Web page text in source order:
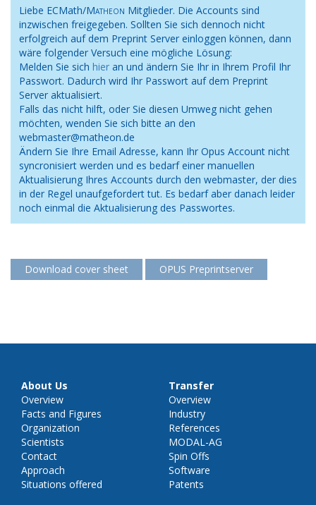
Liebe ECMath/Matheon Mitglieder. Die Accounts sind
inzwischen freigegeben. Sollten Sie sich dennoch nicht
erfolgreich auf dem Preprint Server einloggen können, dann
wäre folgender Versuch eine mögliche Lösung:
Melden Sie sich hier an und ändern Sie Ihr in Ihrem Profil Ihr
Passwort. Dadurch wird Ihr Passwort auf dem Preprint
Server aktualisiert.
Falls das nicht hilft, oder Sie diesen Umweg nicht gehen
möchten, wenden Sie sich bitte an den
webmaster@matheon.de
Ändern Sie Ihre Email Adresse, kann Ihr Opus Account nicht
syncronisiert werden und es bedarf einer manuellen
Aktualisierung Ihres Accounts durch den webmaster, der dies
in der Regel unaufgefordert tut. Es bedarf aber danach leider
noch einmal die Aktualisierung des Passwortes.
Download cover sheet OPUS Preprintserver
About Us
Overview
Facts and Figures
Organization
Scientists
Contact
Approach
Situations offered
Transfer
Overview
Industry
References
MODAL-AG
Spin Offs
Software
Patents